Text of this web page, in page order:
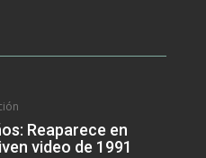
Reaparece en
video de 1991